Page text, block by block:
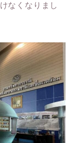
なくなりまし